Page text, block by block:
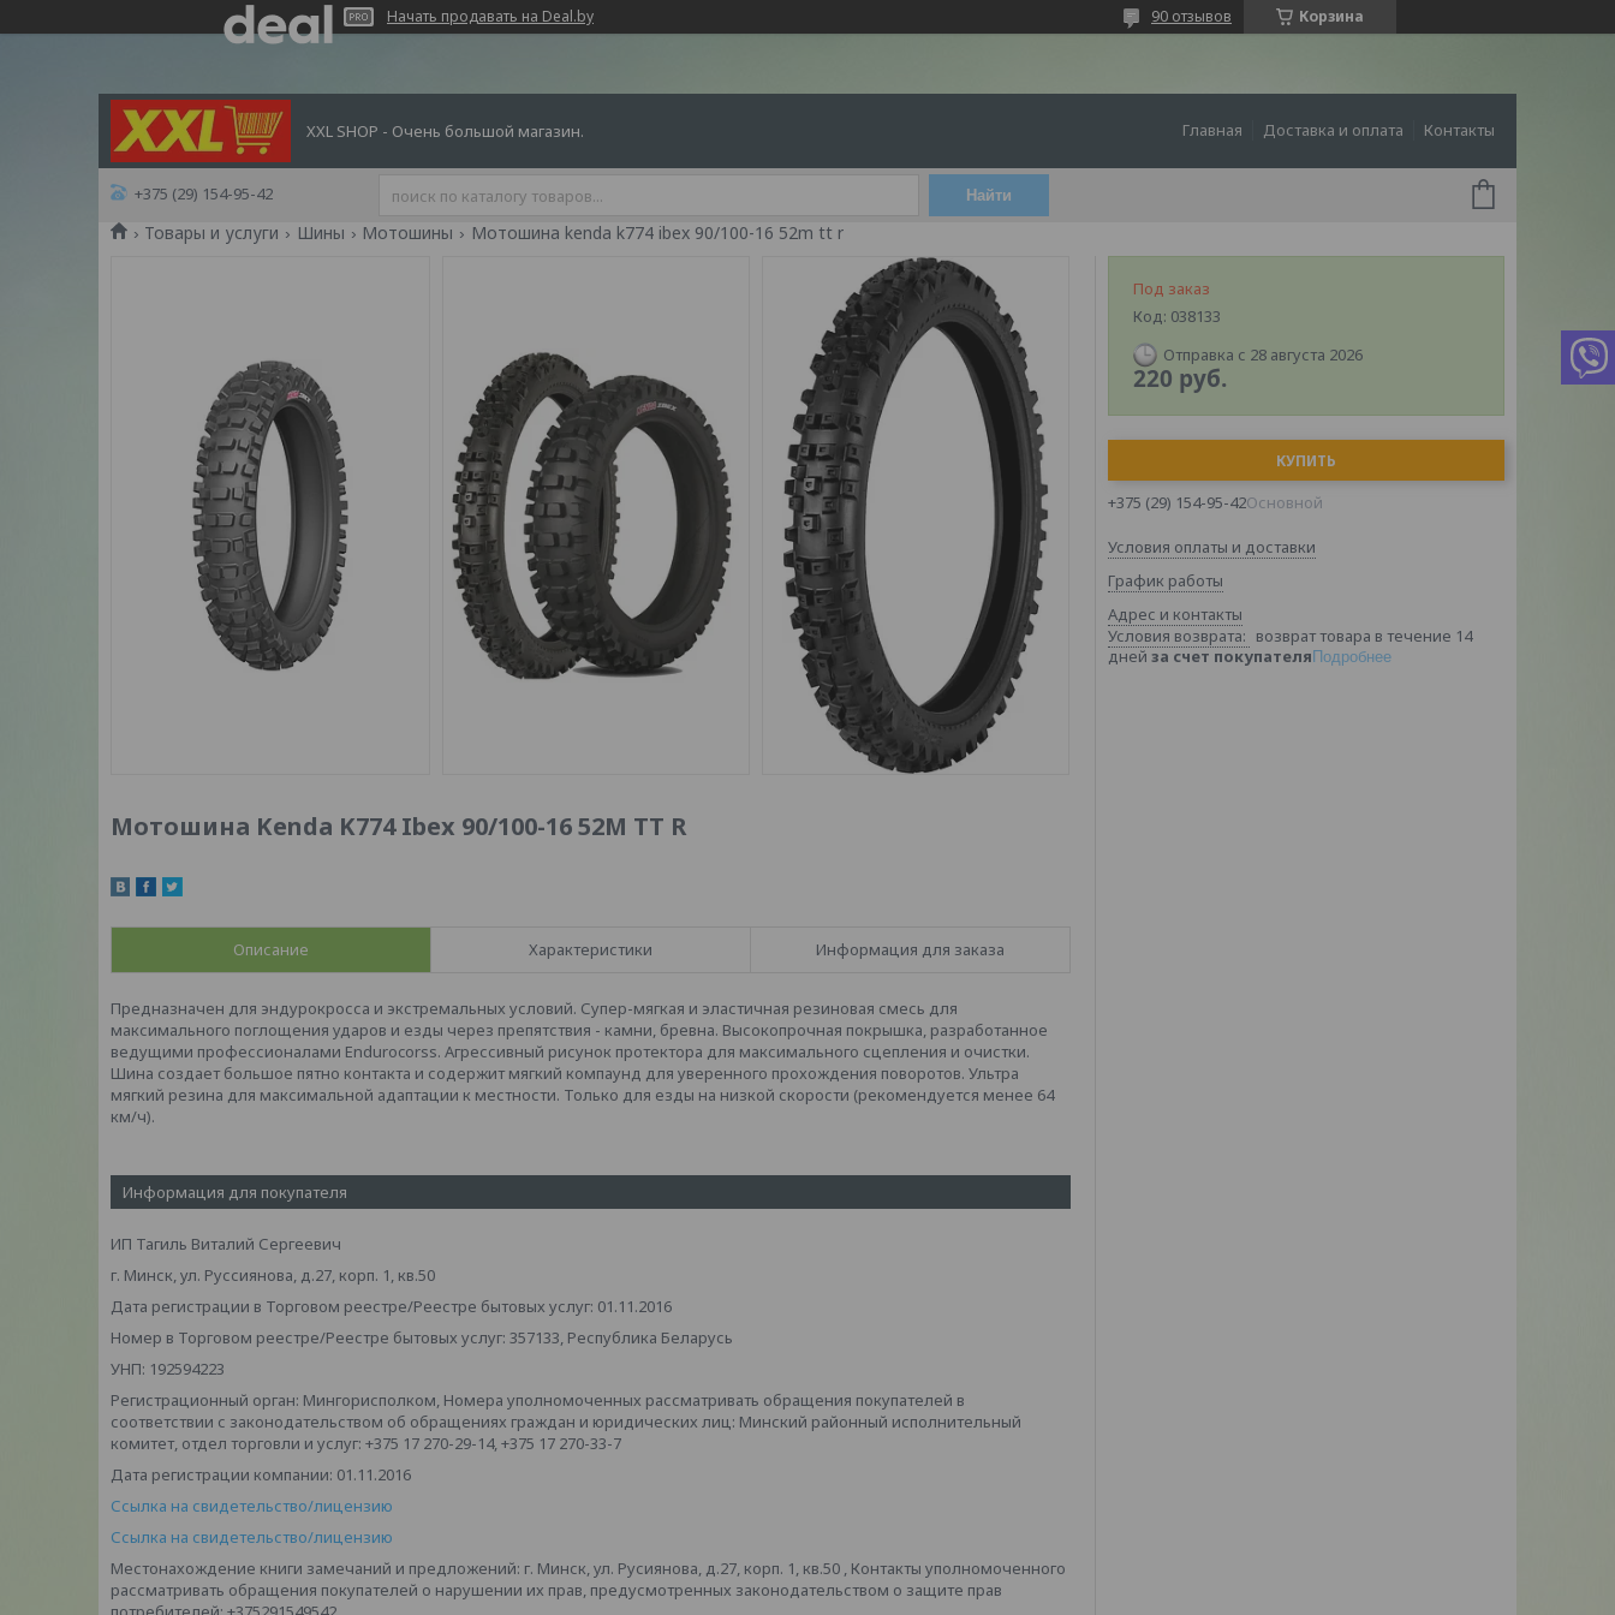
Начать продавать на Deal.by Корзина
90 отзывов
XXL SHOP - Очень большой магазин. Главная Доставка и оплата Контакты
+375 (29) 154-95-42 Найти
Товары и услуги Шины Мотошины Мотошина kenda k774 ibex 90/100-16 52m tt r
Мотошина Kenda K774 Ibex 90/100-16 52M TT R
Описание Характеристики Информация для заказа
Предназначен для эндурокросса и экстремальных условий. Супер-мягкая и эластичная резиновая смесь для
максимального поглощения ударов и езды через препятствия - камни, бревна. Высокопрочная покрышка, разработанное
ведущими профессионалами Endurocorss. Агрессивный рисунок протектора для максимального сцепления и очистки.
Шина создает большое пятно контакта и содержит мягкий компаунд для уверенного прохождения поворотов. Ультра
мягкий резина для максимальной адаптации к местности. Только для езды на низкой скорости (рекомендуется менее 64
км/ч).
Информация для покупателя
ИП Тагиль Виталий Сергеевич
г. Минск, ул. Руссиянова, д.27, корп. 1, кв.50
Дата регистрации в Торговом реестре/Реестре бытовых услуг: 01.11.2016
Номер в Торговом реестре/Реестре бытовых услуг: 357133, Республика Беларусь
УНП: 192594223
Регистрационный орган: Мингорисполком, Номера уполномоченных рассматривать обращения покупателей в
соответствии с законодательством об обращениях граждан и юридических лиц: Минский районный исполнительный
комитет, отдел торговли и услуг: +375 17 270-29-14, +375 17 270-33-7
Дата регистрации компании: 01.11.2016
Ссылка на свидетельство/лицензию
Ссылка на свидетельство/лицензию
Местонахождение книги замечаний и предложений: г. Минск, ул. Русиянова, д.27, корп. 1, кв.50 , Контакты уполномоченного
рассматривать обращения покупателей о нарушении их прав, предусмотренных законодательством о защите прав
Под заказ
Код: 038133
Отправка с 28 августа 2026
220 руб.
КУПИТЬ
+375 (29) 154-95-42Основной
Условия оплаты и доставки
График работы
Адрес и контакты
возврат товара в течение 14
дней за счет покупателя Подробнее